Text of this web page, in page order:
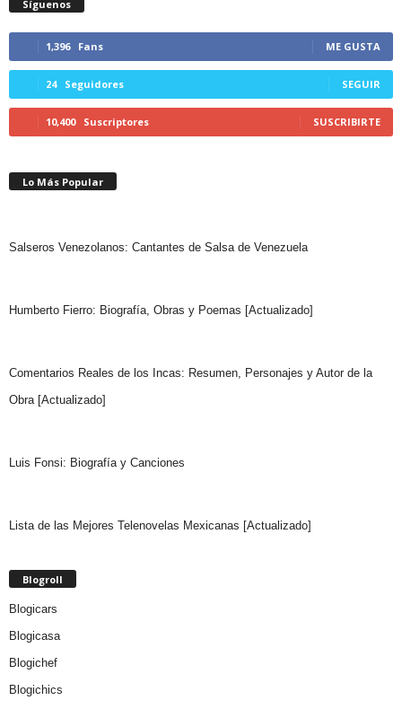
Síguenos
1,396 Fans ME GUSTA
24 Seguidores SEGUIR
10,400 Suscriptores SUSCRIBIRTE
Lo Más Popular
Salseros Venezolanos: Cantantes de Salsa de Venezuela
Humberto Fierro: Biografía, Obras y Poemas [Actualizado]
Comentarios Reales de los Incas: Resumen, Personajes y Autor de la
Obra [Actualizado]
Luis Fonsi: Biografía y Canciones
Lista de las Mejores Telenovelas Mexicanas [Actualizado]
Blogroll
Blogicars
Blogicasa
Blogichef
Blogichics